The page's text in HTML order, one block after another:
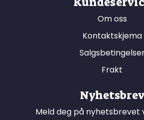
Om oss
Kontaktskjema
Frakt
Nyhetsbrev
Meld deg på nyhetsbrevet